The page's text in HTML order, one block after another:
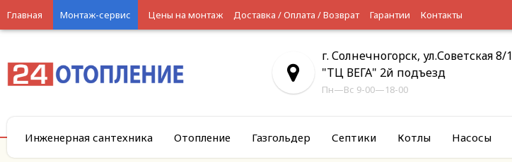
Главная Монтаж-сервис Цены на монтаж Доставка / Оплата / Возврат Гарантии Контакты
г. Солнечногорск, ул.Советская 8/1
"ТЦ ВЕГА" 2й подъезд
Пн—Вс 9-00—18-00
Инженерная сантехника Отопление Газгольдер Септики Котлы Насосы